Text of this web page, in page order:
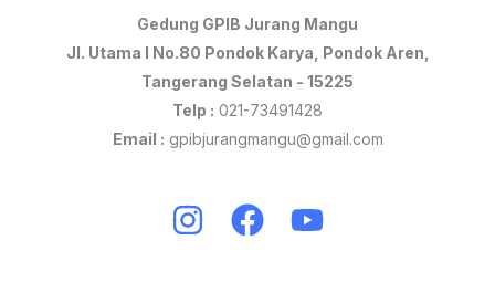
Gedung GPIB Jurang Mangu
Jl. Utama I No.80 Pondok Karya, Pondok Aren,
Tangerang Selatan - 15225
Telp : 021-73491428
Email : gpibjurangmangu@gmail.com